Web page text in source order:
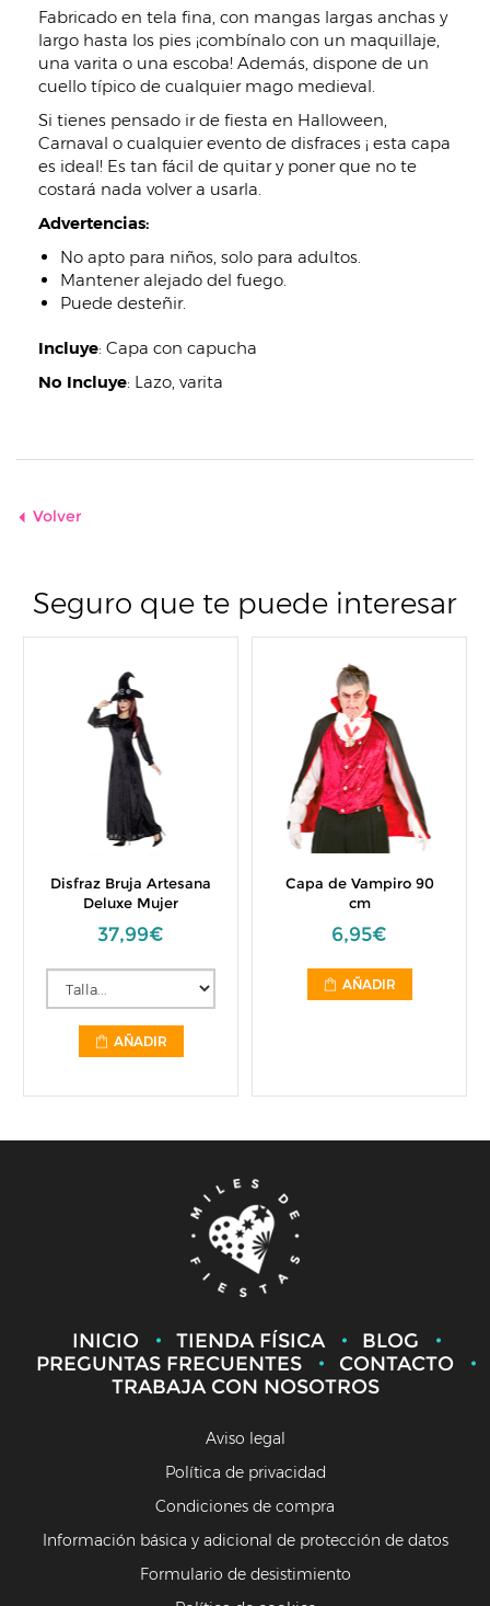
Fabricado en tela fina, con mangas largas anchas y
largo hasta los pies ¡combínalo con un maquillaje,
una varita o una escoba! Además, dispone de un
cuello típico de cualquier mago medieval.
Si tienes pensado ir de fiesta en Halloween,
Carnaval o cualquier evento de disfraces ¡ esta capa
es ideal! Es tan fácil de quitar y poner que no te
costará nada volver a usarla.
Advertencias:
No apto para niños, solo para adultos.
Mantener alejado del fuego.
Puede desteñir.
Incluye: Capa con capucha
No Incluye: Lazo, varita
Volver
Seguro que te puede interesar
Disfraz Bruja Artesana
Deluxe Mujer
37,99€
AÑADIR
Capa de Vampiro 90
cm
6,95€
AÑADIR
INICIO TIENDA FÍSICA
BLOG
PREGUNTAS FRECUENTES
CONTACTO
TRABAJA CON NOSOTROS
Aviso legal
Política de privacidad
Condiciones de compra
Información básica y adicional de protección de datos
Formulario de desistimiento